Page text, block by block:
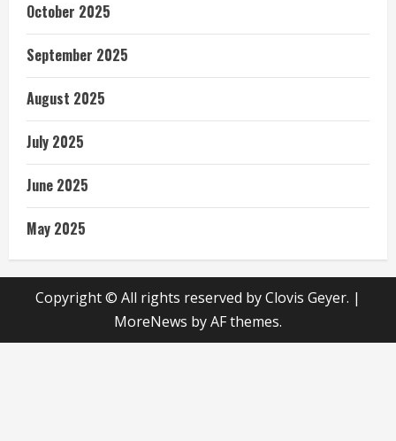
October 2025
September 2025
August 2025
July 2025
June 2025
May 2025
Copyright © All rights reserved by Clovis Geyer. |
MoreNews by AF themes.